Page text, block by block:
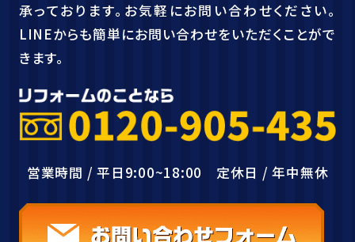
承っております。お気軽にお問い合わせください。
LINEからも簡単にお問い合わせをいただくことがで
きます。
営業時間 / 平日9:00~18:00 定休日 / 年中無休